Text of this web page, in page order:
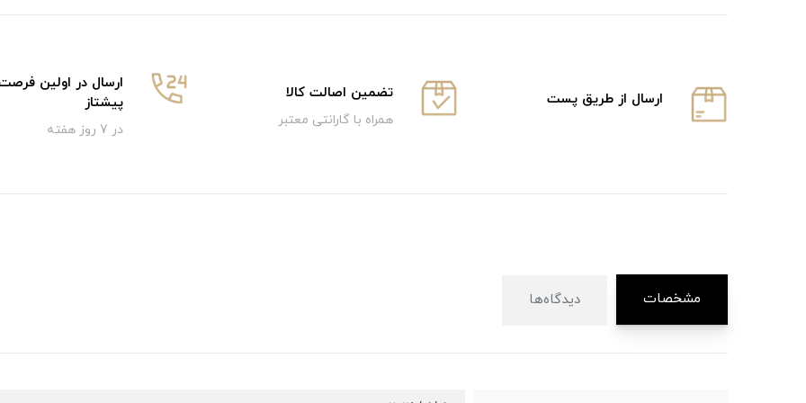
ارسال از طریق پست تضمین اصالت کالا
همراه با گارانتی معتبر
ارسال در اولین
پیشتاز
در 7 روز هفته
مشخصات دیدگاه‌ها